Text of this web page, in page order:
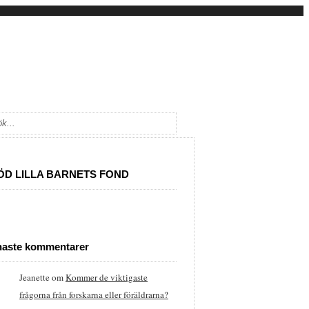
LILLA BARNETS FOND
kommentarer
JeanetteomKommer de viktigaste
frågorna från forskarna eller föräldrarna?